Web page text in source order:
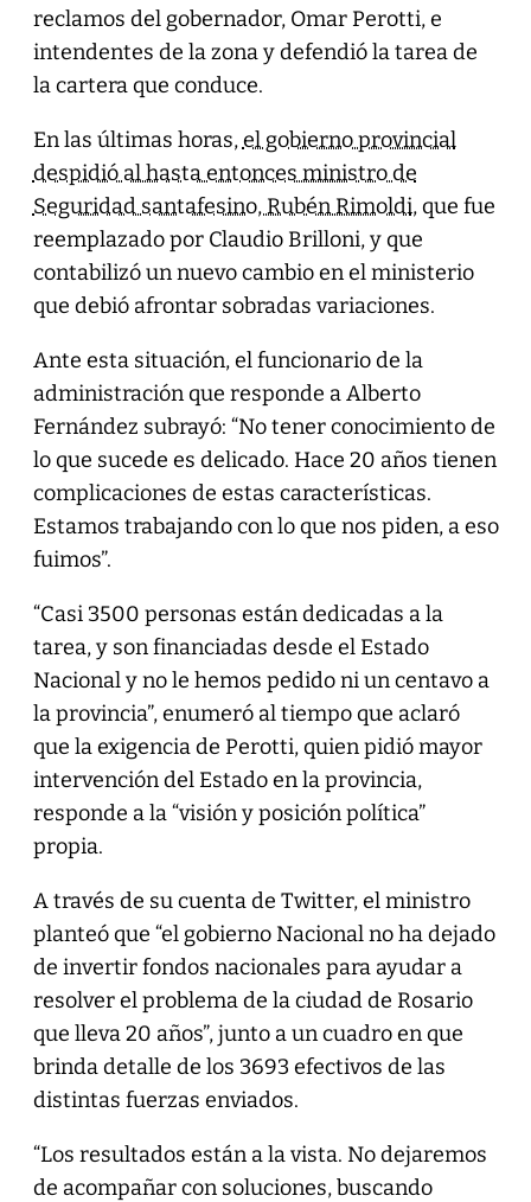
reclamos del gobernador, Omar Perotti, e
intendentes de la zona y defendió la tarea de
la cartera que conduce.
En las últimas horas,el gobierno provincial
despidió al hasta entonces ministro de
Seguridad santafesino, Rubén Rimoldi, que fue
reemplazado por Claudio Brilloni, y que
contabilizó un nuevo cambio en el ministerio
que debió afrontar sobradas variaciones.
Ante esta situación, el funcionario de la
administración que responde a Alberto
Fernández subrayó: “No tener conocimiento de
lo que sucede es delicado. Hace 20 años tienen
complicaciones de estas características.
Estamos trabajando con lo que nos piden, a eso
fuimos”.
“Casi 3500 personas están dedicadas a la
tarea, y son financiadas desde el Estado
Nacional y no le hemos pedido ni un centavo a
la provincia”, enumeró al tiempo que aclaró
que la exigencia de Perotti, quien pidió mayor
intervención del Estado en la provincia,
responde a la “visión y posición política”
propia.
A través de su cuenta de Twitter, el ministro
planteó que “el gobierno Nacional no ha dejado
de invertir fondos nacionales para ayudar a
resolver el problema de la ciudad de Rosario
que lleva 20 años”, junto a un cuadro en que
brinda detalle de los 3693 efectivos de las
distintas fuerzas enviados.
“Los resultados están a la vista. No dejaremos
de acompañar con soluciones, buscando